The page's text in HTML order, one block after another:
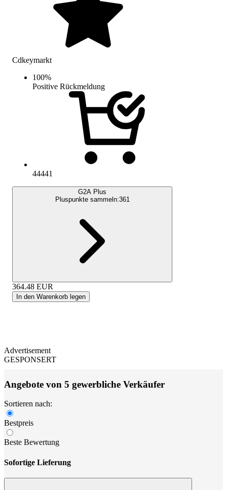
Cdkeymarkt
100%
Positive Rückmeldung
44441
G2A Plus
Pluspunkte sammeln:361
364.48 EUR
In den Warenkorb legen
Advertisement
GESPONSERT
Angebote von 5 gewerbliche Verkäufer
Sortieren nach:
Bestpreis
Beste Bewertung
Sofortige Lieferung